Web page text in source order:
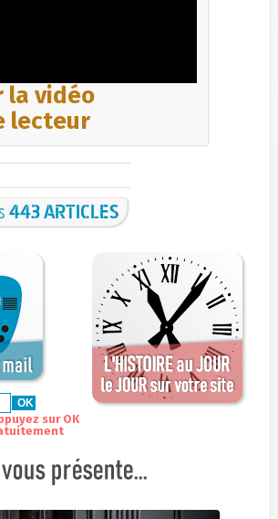
la vidéo
lecteur
443 ARTICLES
sur OK